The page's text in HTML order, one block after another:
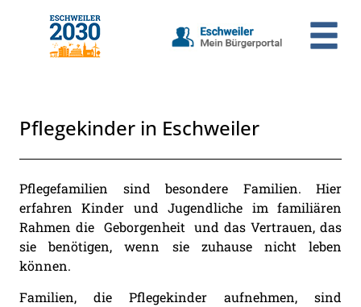
Zum Hauptinhalt springen
Pflegekinder in Eschweiler
Beschreibung
Pflegefamilien sind besondere Familien. Hier
erfahren Kinder und Jugendliche im familiären
Rahmen die Geborgenheit und das Vertrauen, das
sie benötigen, wenn sie zuhause nicht leben
können.
Familien, die Pflegekinder aufnehmen, sind